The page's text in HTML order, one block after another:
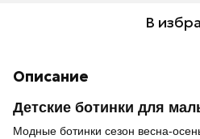
В
Описание
Детские ботинки для
Модные ботинки сезон весна-